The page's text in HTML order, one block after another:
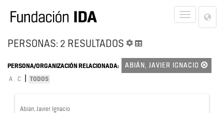
Toggle
PERSONAS: 2 RESULTADOS
PERSONA/ORGANIZACIÓN RELACIONADA: ABIÁN, JAVIER IGNACIO
A C TODOS
Abián, Javier Ignacio